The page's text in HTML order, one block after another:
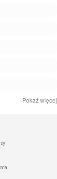
Pokaż więcej